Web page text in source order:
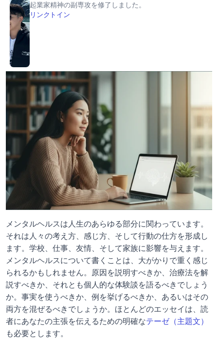
起業家精神の副専攻を修了しました。
リンクトイン
メンタルヘルスは人生のあらゆる部分に関わっています。
それは人々の考え方、感じ方、そして行動の仕方を形成し
ます。学校、仕事、友情、そして家族に影響を与えます。
メンタルヘルスについて書くことは、大がかりで重く感じ
られるかもしれません。原因を説明すべきか、治療法を解
説すべきか、それとも個人的な体験談を語るべきでしょう
か。事実を使うべきか、例を挙げるべきか、あるいはその
両方を混ぜるべきでしょうか。ほとんどのエッセイは、読
者にあなたの主張を伝えるための明確なテーゼ（主題文）
も必要とします。